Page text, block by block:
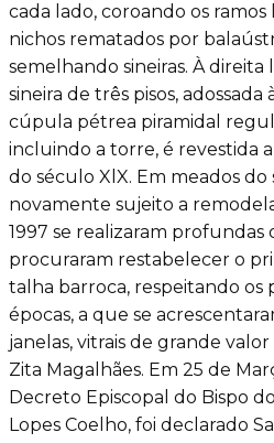
cada lado, coroando os
nichos rematados por
semelhando sineiras. À
sineira de três pisos,
cúpula pétrea piramidal
incluindo a torre, é revestida
do século XlX. Em meados do
novamente sujeito a
1997 se realizaram
procuraram restabelecer o
talha barroca, respeitando os
épocas, a que se
janelas, vitrais de grande
Zita Magalhães. Em 25 de
Decreto Episcopal do Bispo
Lopes Coelho, foi declarado